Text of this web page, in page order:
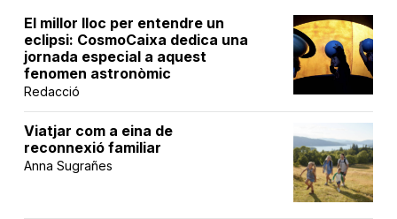
El millor lloc per entendre un
eclipsi: CosmoCaixa dedica una
jornada especial a aquest
fenomen astronòmic
Redacció
Viatjar com a eina de
reconnexió familiar
Anna Sugrañes